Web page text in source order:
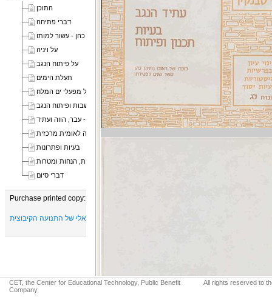
התוכן
דברי פתיחה
ויניה כהן - עשור למותו
על ויניה
על פיתוח הנגב
תעלת הימים
השפעת מפעל הימים על מפעלי ים המלח
ההתישבות ופיתוח הנגב
הנגב - עבר, הווה ועתיד
הנגב כבעיה לאומית מרכזית
בעיות ופתרונות
תכניות, הנחות ומטרות
דברי סיום
Purchase printed copy:
CET, the Center for Educational Technology, Public Benefit
Company
All rights reserved to